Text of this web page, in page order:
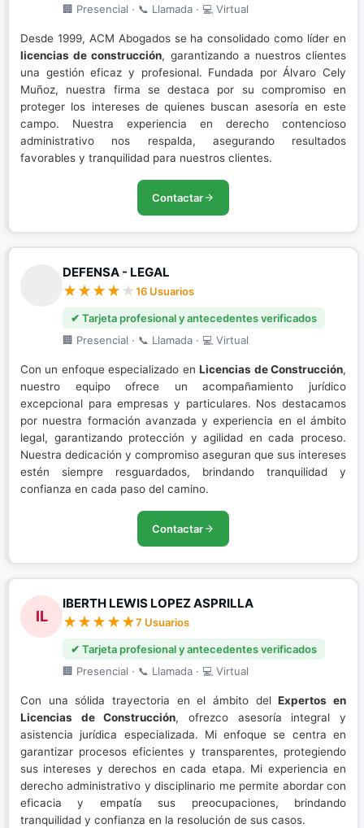
🏢 Presencial · 📞 Llamada · 💻 Virtual
Desde 1999, ACM Abogados se ha consolidado como líder en
licencias de construcción, garantizando a nuestros clientes
una gestión eficaz y profesional. Fundada por Álvaro Cely
Muñoz, nuestra firma se destaca por su compromiso en
proteger los intereses de quienes buscan asesoría en este
campo. Nuestra experiencia en derecho contencioso
administrativo nos respalda, asegurando resultados
favorables y tranquilidad para nuestros clientes.
Contactar
DEFENSA - LEGAL
16 Usuarios
✔ Tarjeta profesional y antecedentes verificados
🏢 Presencial · 📞 Llamada · 💻 Virtual
Con un enfoque especializado enLicencias de Construcción,
nuestro equipo ofrece un acompañamiento jurídico
excepcional para empresas y particulares. Nos destacamos
por nuestra formación avanzada y experiencia en el ámbito
legal, garantizando protección y agilidad en cada proceso.
Nuestra dedicación y compromiso aseguran que sus intereses
estén siempre resguardados, brindando tranquilidad y
confianza en cada paso del camino.
Contactar
IL
IBERTH LEWIS LOPEZ ASPRILLA
7 Usuarios
✔ Tarjeta profesional y antecedentes verificados
🏢 Presencial · 📞 Llamada · 💻 Virtual
Con una sólida trayectoria en el ámbito delExpertos en
Licencias de Construcción, ofrezco asesoría integral y
asistencia jurídica especializada. Mi enfoque se centra en
garantizar procesos eficientes y transparentes, protegiendo
sus intereses y derechos en cada etapa. Mi experiencia en
derecho administrativo y disciplinario me permite abordar con
eficacia y empatía sus preocupaciones, brindando
tranquilidad y confianza en la resolución de sus casos.